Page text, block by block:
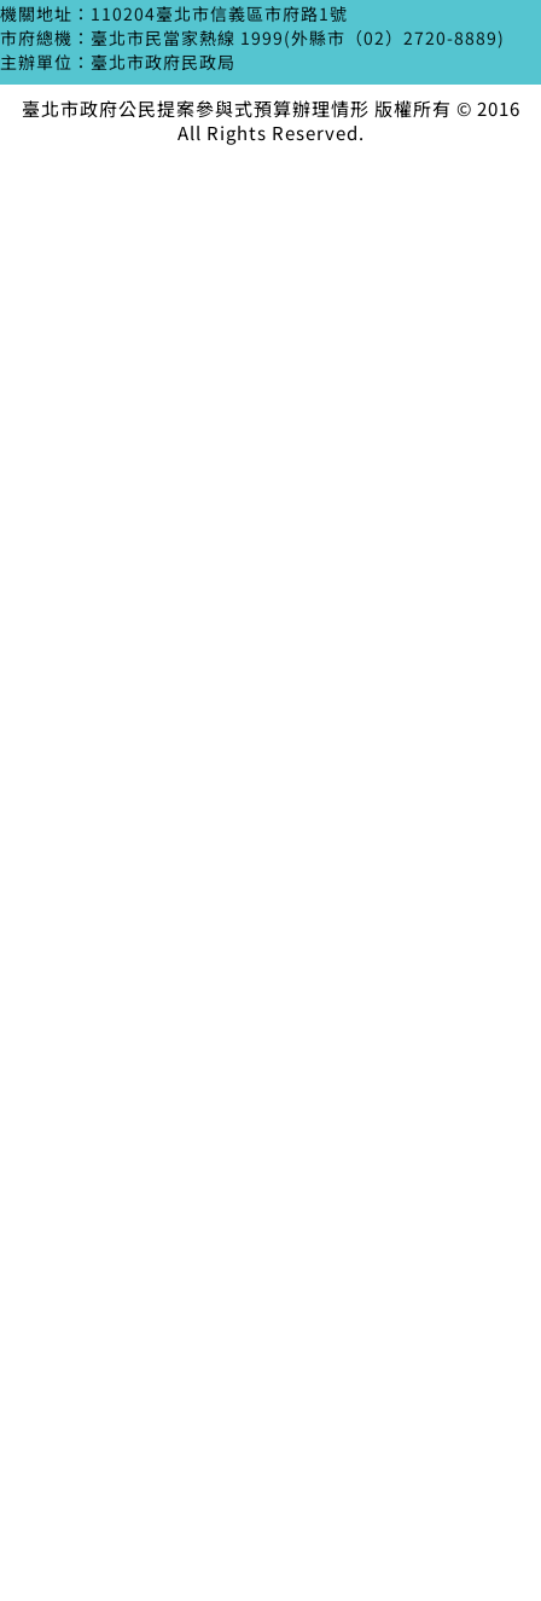
機關地址：110204臺北市信義區市府路1號
市府總機：臺北市民當家熱線 1999(外縣市（02）2720-8889)
主辦單位：臺北市政府民政局
臺北市政府公民提案參與式預算辦理情形 版權所有 © 2016
All Rights Reserved.